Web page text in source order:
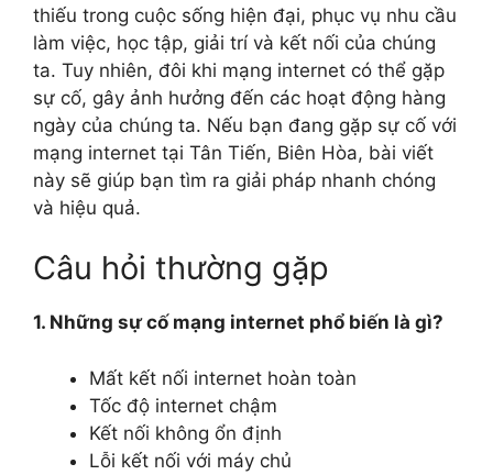
thiếu trong cuộc sống hiện đại, phục vụ nhu cầu
làm việc, học tập, giải trí và kết nối của chúng
ta. Tuy nhiên, đôi khi mạng internet có thể gặp
sự cố, gây ảnh hưởng đến các hoạt động hàng
ngày của chúng ta. Nếu bạn đang gặp sự cố với
mạng internet tại Tân Tiến, Biên Hòa, bài viết
này sẽ giúp bạn tìm ra giải pháp nhanh chóng
và hiệu quả.
Câu hỏi thường gặp
1. Những sự cố mạng internet phổ biến là gì?
Mất kết nối internet hoàn toàn
Tốc độ internet chậm
Kết nối không ổn định
Lỗi kết nối với máy chủ